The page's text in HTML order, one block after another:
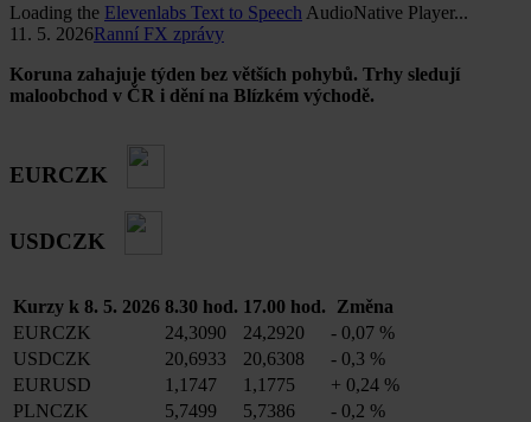
Loading the Elevenlabs Text to Speech AudioNative Player...
11. 5. 2026Ranní FX zprávy
Koruna zahajuje týden bez větších pohybů. Trhy sledují
maloobchod v ČR i dění na Blízkém východě.
EURCZK
USDCZK
Kurzy k 8. 5. 2026 8.30 hod. 17.00 hod.
Změna
EURCZK
24,3090 24,2920 - 0,07 %
USDCZK
20,6933 20,6308 - 0,3 %
EURUSD
1,1747 1,1775 + 0,24 %
PLNCZK
5,7499 5,7386 - 0,2 %